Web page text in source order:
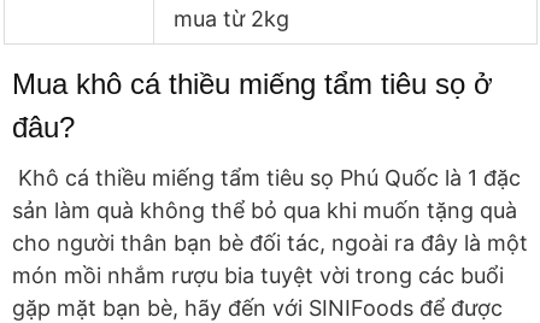
mua từ 2kg
Mua khô cá thiều miếng tẩm tiêu sọ ở
đâu?
Khô cá thiều miếng tẩm tiêu sọ Phú Quốc là 1 đặc
sản làm quà không thể bỏ qua khi muốn tặng quà
cho người thân bạn bè đối tác, ngoài ra đây là một
món mồi nhắm rượu bia tuyệt vời trong các buổi
gặp mặt bạn bè, hãy đến với SINIFoods để được